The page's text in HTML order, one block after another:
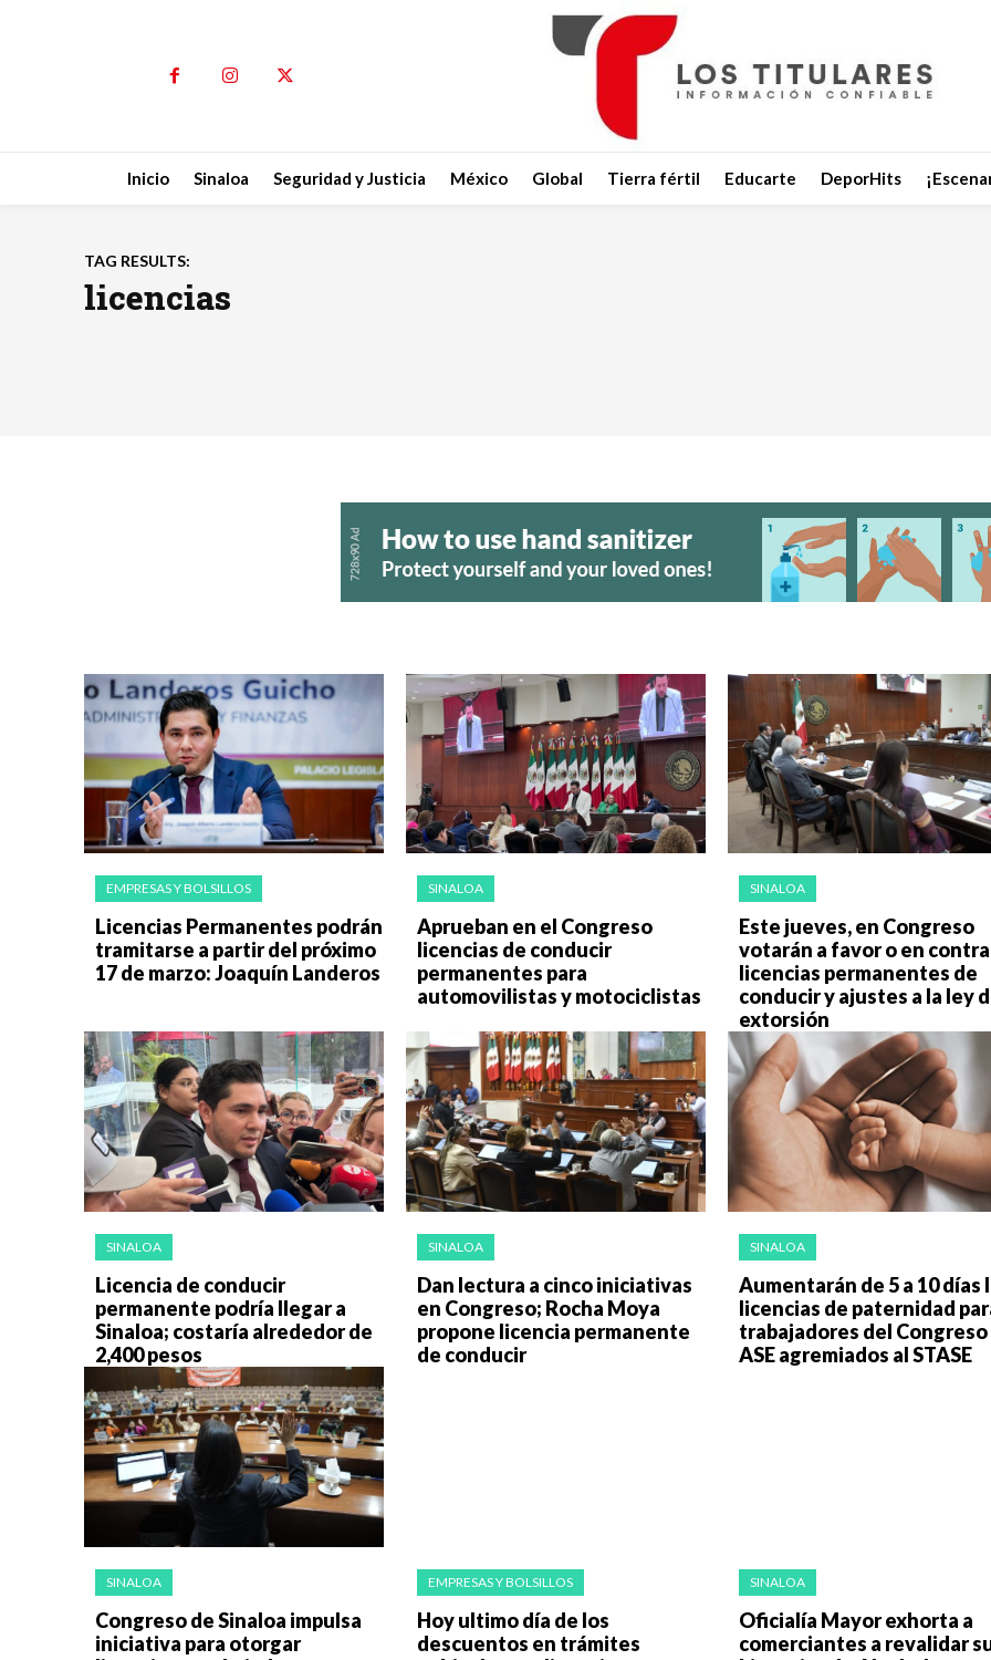
Inicio Sinaloa Seguridad y Justicia México Global Tierra fértil Educarte DeporHits
TAG RESULTS:
licencias
EMPRESAS Y BOLSILLOS
Licencias Permanentes podrán
tramitarse a partir del próximo
17 de marzo: Joaquín Landeros
SINALOA
Aprueban en el Congreso
licencias de conducir
permanentes para
automovilistas y motociclistas
SINALOA
Este jueves, en Congreso
votarán a favor o en
licencias permanentes de
conducir y ajustes a la ley
extorsión
SINALOA
Licencia de conducir
permanente podría llegar a
Sinaloa; costaría alrededor de
2,400 pesos
SINALOA
Dan lectura a cinco iniciativas
en Congreso; Rocha Moya
propone licencia permanente
de conducir
SINALOA
Aumentarán de 5 a 10 días
licencias de paternidad
trabajadores del Congreso
ASE agremiados al STASE
SINALOA
Congreso de Sinaloa impulsa
iniciativa para otorgar
EMPRESAS Y BOLSILLOS
Hoy ultimo día de los
descuentos en trámites
SINALOA
Oficialía Mayor exhorta a
comerciantes a revalidar